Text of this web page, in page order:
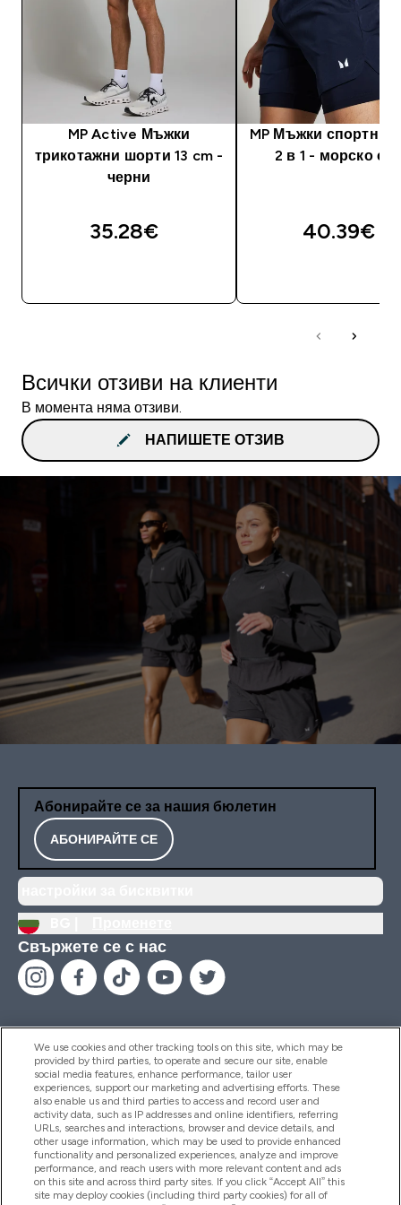
MP Active Мъжки
трикотажни шорти 13 cm -
черни
35.28€‎
MP Мъжки спортни
2 в 1 - морско
40.39€‎
Всички отзиви на клиенти
В момента няма отзиви.
НАПИШЕТЕ ОТЗИВ
Абонирайте се за нашия бюлетин
АБОНИРАЙТЕ СЕ
Свържете се с нас
Помощ И Информация
Продукти
Информация За Компанията
We use cookies and other tracking tools on this site, which may be
provided by third parties, to operate and secure our site, enable
social media features, enhance performance, tailor user
experiences, support our marketing and advertising efforts. These
also enable us and third parties to access and record user and
activity data, such as IP addresses and online identifiers, referring
URLs, searches and interactions, browser and device details, and
other usage information, which may be used to provide enhanced
functionality and personalized experiences, analyze and improve
performance, and reach users with more relevant content and ads
on this site and across third party sites. If you click “Accept All” this
site may deploy cookies (including third party cookies) for all of